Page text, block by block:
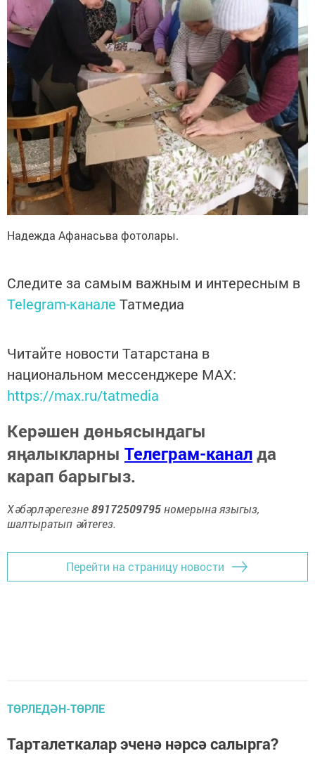
Надежда Афанасьва фотолары.
Следите за самым важным и интересным в
Telegram-канале Татмедиа
Читайте новости Татарстана в
национальном мессенджере MАХ:
https://max.ru/tatmedia
Керәшен дөньясындагы
яңалыкларны Телеграм-каналда
карап барыгыз.
Хәбәрләрегезне89172509795номерына языгыз,
шалтыратып әйтегез.
Перейти на страницу новости
ТӨРЛЕДӘН-ТӨРЛЕ
Тарталеткалар эченә нәрсә салырга?